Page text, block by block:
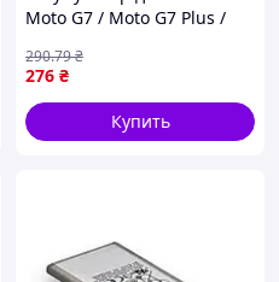
Moto G7 / Moto G7 Plus /
AAAA no LOGO (17000403)
276 ₴
290.79₴
Купить